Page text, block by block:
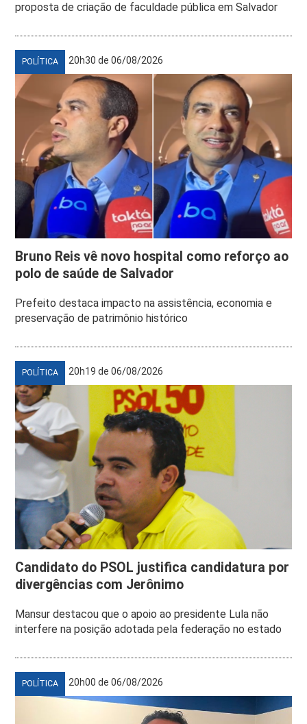
proposta de criação de faculdade pública em Salvador
POLÍTICA 20h30 de 06/08/2026
Bruno Reis vê novo hospital como reforço ao
polo de saúde de Salvador
Prefeito destaca impacto na assistência, economia e
preservação de patrimônio histórico
POLÍTICA 20h19 de 06/08/2026
Candidato do PSOL justifica candidatura por
divergências com Jerônimo
Mansur destacou que o apoio ao presidente Lula não
interfere na posição adotada pela federação no estado
POLÍTICA 20h00 de 06/08/2026